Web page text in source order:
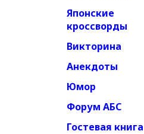
Японские
кроссворды
Викторина
Анекдоты
Юмор
Форум АБС
Гостевая книга